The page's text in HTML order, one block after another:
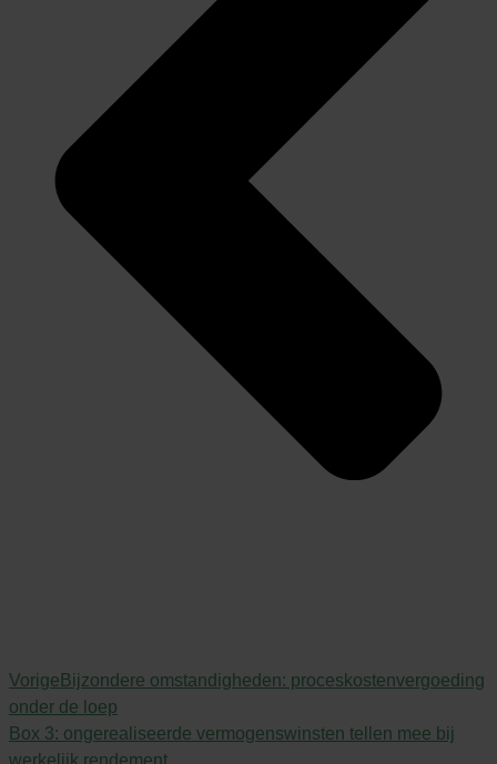
Vorige Bijzondere omstandigheden: proceskostenvergoeding
onder de loep
Box 3: ongerealiseerde vermogenswinsten tellen mee bij
werkelijk rendement